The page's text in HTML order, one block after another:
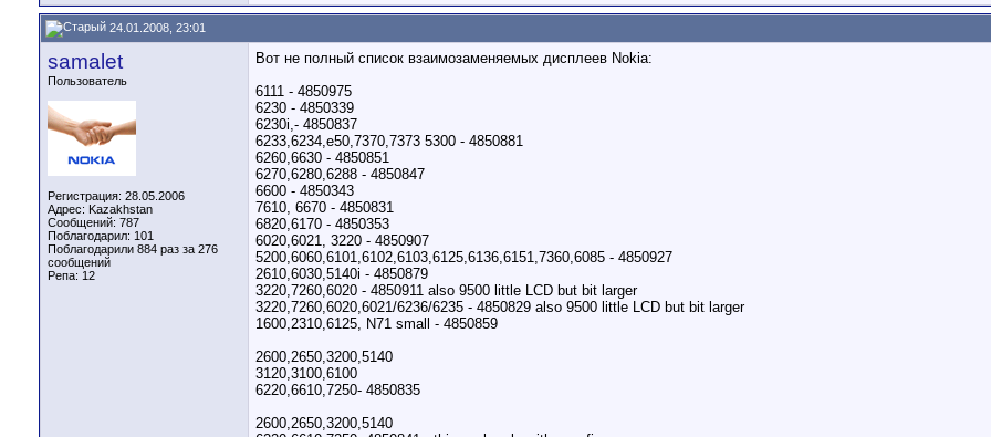
24.01.2008, 23:01
samalet
Пользователь
Регистрация: 28.05.2006
Адрес: Kazakhstan
Сообщений: 787
Поблагодарил: 101
Поблагодарили 884 раз за 276
сообщений
Репа: 12
Вот не полный список взаимозаменяемых дисплеев Nokia:
6111 - 4850975
6230 - 4850339
6230i,- 4850837
6233,6234,e50,7370,7373 5300 - 4850881
6260,6630 - 4850851
6270,6280,6288 - 4850847
6600 - 4850343
7610, 6670 - 4850831
6820,6170 - 4850353
6020,6021, 3220 - 4850907
5200,6060,6101,6102,6103,6125,6136,6151,7360,6085 - 4850927
2610,6030,5140i - 4850879
3220,7260,6020 - 4850911 also 9500 little LCD but bit larger
3220,7260,6020,6021/6236/6235 - 4850829 also 9500 little LCD but bit larger
1600,2310,6125, N71 small - 4850859
2600,2650,3200,5140
3120,3100,6100
6220,6610,7250- 4850835
2600,2650,3200,5140